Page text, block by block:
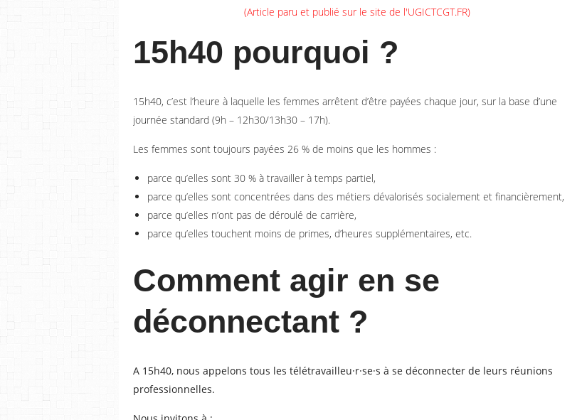
(Article paru et publié sur le site de l'UGICTCGT.FR)
15h40 pourquoi ?
15h40, c’est l’heure à laquelle les femmes arrêtent d’être payées chaque jour, sur la base d’une
journée standard (9h – 12h30/13h30 – 17h).
Les femmes sont toujours payées 26 % de moins que les hommes :
parce qu’elles sont 30 % à travailler à temps partiel,
parce qu’elles sont concentrées dans des métiers dévalorisés socialement et financièrement,
parce qu’elles n’ont pas de déroulé de carrière,
parce qu’elles touchent moins de primes, d’heures supplémentaires, etc.
Comment agir en se
déconnectant ?
A 15h40, nous appelons tous les télétravailleu·r·se·s à se déconnecter de leurs réunions
professionnelles.